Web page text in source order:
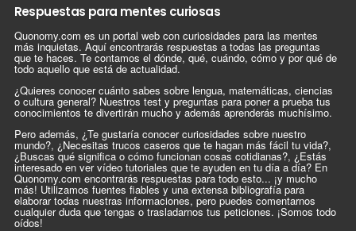
Respuestas para mentes curiosas
Quonomy.com es un portal web con curiosidades para las mentes
más inquietas. Aquí encontrarás respuestas a todas las preguntas
que te haces. Te contamos el dónde, qué, cuándo, cómo y por qué de
todo aquello que está de actualidad.
¿Quieres conocer cuánto sabes sobre lengua, matemáticas, ciencias
o cultura general? Nuestros test y preguntas para poner a prueba tus
conocimientos te divertirán mucho y además aprenderás muchísimo.
Pero además, ¿Te gustaría conocer curiosidades sobre nuestro
mundo?, ¿Necesitas trucos caseros que te hagan más fácil tu vida?,
¿Buscas qué significa o cómo funcionan cosas cotidianas?, ¿Estás
interesado en ver vídeo tutoriales que te ayuden en tu día a día? En
Quonomy.com encontrarás respuestas para todo esto... ¡y mucho
más! Utilizamos fuentes fiables y una extensa bibliografía para
elaborar todas nuestras informaciones, pero puedes comentarnos
cualquier duda que tengas o trasladarnos tus peticiones. ¡Somos todo
oídos!